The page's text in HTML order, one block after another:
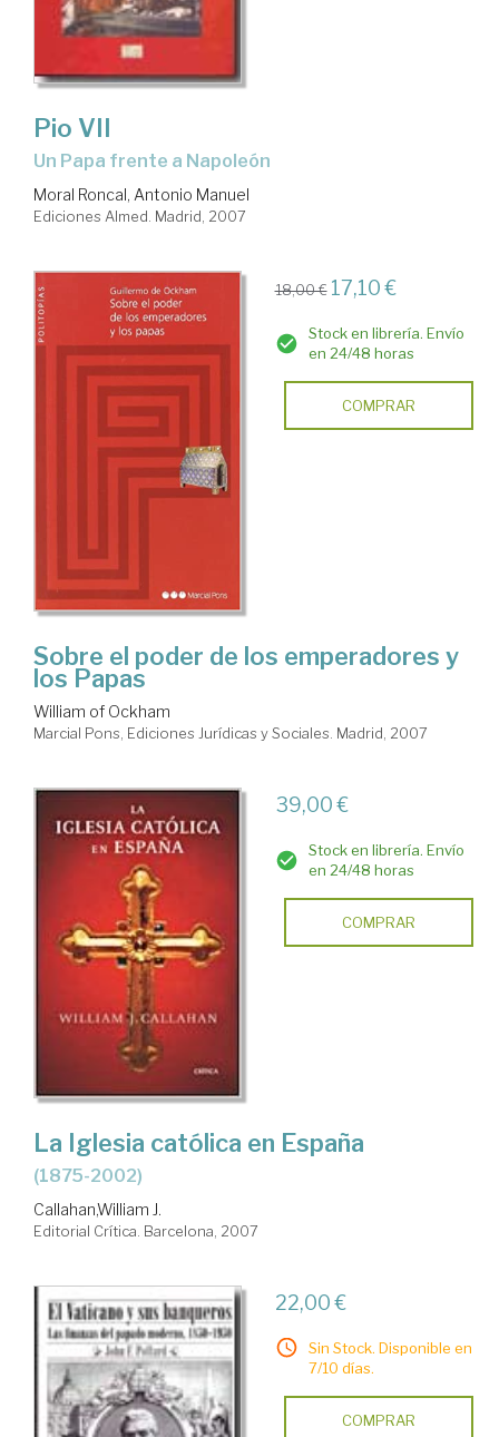
Pio VII
un Papa frente a Napoleón
Moral Roncal, Antonio Manuel
Ediciones Almed. Madrid, 2007
18,00 € 17,10 €
Stock en librería. Envío
en 24/48 horas
COMPRAR
Sobre el poder de los emperadores y
los Papas
William of Ockham
Marcial Pons, Ediciones Jurídicas y Sociales. Madrid, 2007
39,00 €
Stock en librería. Envío
en 24/48 horas
COMPRAR
La Iglesia católica en España
(1875-2002)
Callahan,William J.
Editorial Crítica. Barcelona, 2007
22,00 €
Sin Stock. Disponible en
7/10 días.
COMPRAR